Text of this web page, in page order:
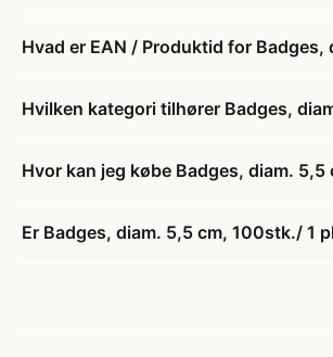
Hvad er EAN / Produktid for
Hvilken kategori tilhører Badges,
Hvor kan jeg købe Badges, diam. 5,5
Er Badges, diam. 5,5 cm, 100stk./ 1